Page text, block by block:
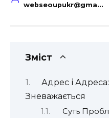
webseoupukr@gmail.com
Зміст
Адрес і
Зневажається
Суть